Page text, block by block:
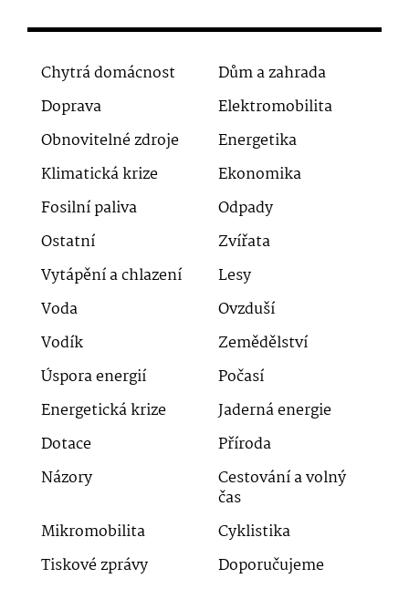
Chytrá domácnost
Dům a zahrada
Doprava
Elektromobilita
Obnovitelné zdroje
Energetika
Klimatická krize
Ekonomika
Fosilní paliva
Odpady
Ostatní
Zvířata
Vytápění a chlazení
Lesy
Voda
Ovzduší
Vodík
Zemědělství
Úspora energií
Počasí
Energetická krize
Jaderná energie
Dotace
Příroda
Názory
Cestování a volný
čas
Mikromobilita
Cyklistika
Tiskové zprávy
Doporučujeme